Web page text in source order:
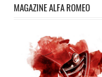
MAGAZINE ALFA ROMEO